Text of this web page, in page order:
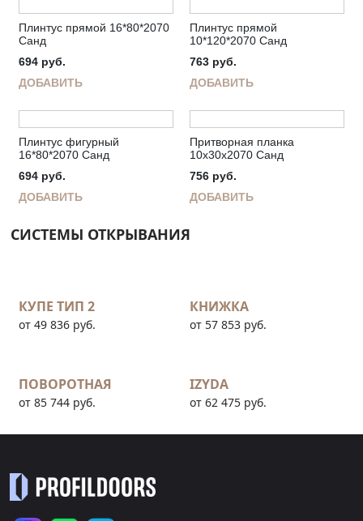
Плинтус прямой 16*80*2070
Санд
694 руб.
ДОБАВИТЬ
Плинтус прямой
10*120*2070 Санд
763 руб.
ДОБАВИТЬ
Плинтус фигурный
16*80*2070 Санд
694 руб.
ДОБАВИТЬ
Притворная планка
10х30х2070 Санд
756 руб.
ДОБАВИТЬ
СИСТЕМЫ ОТКРЫВАНИЯ
КУПЕ ТИП 2
от 49 836 руб.
КНИЖКА
от 57 853 руб.
ПОВОРОТНАЯ
от 85 744 руб.
IZYDA
от 62 475 руб.